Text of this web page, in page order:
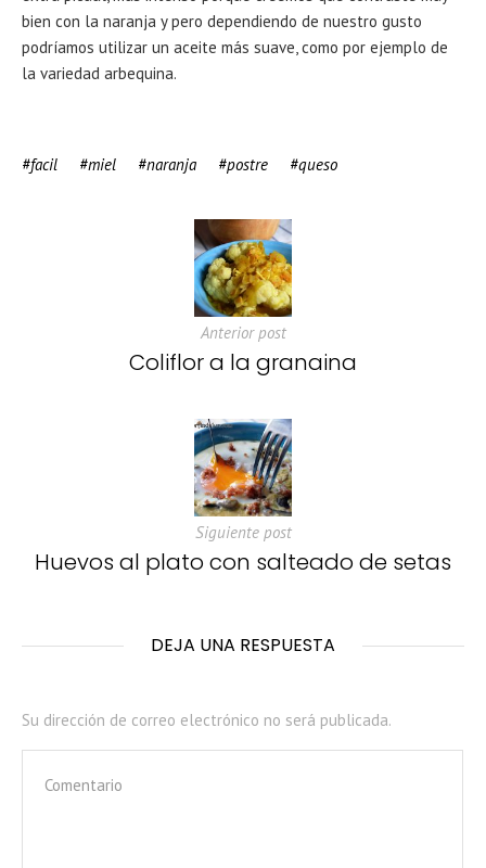
bien con la naranja y pero dependiendo de nuestro gusto
podríamos utilizar un aceite más suave, como por ejemplo de
la variedad arbequina.
facil miel naranja postre queso
Anterior post
Coliflor a la granaina
Siguiente post
Huevos al plato con salteado de setas
DEJA UNA RESPUESTA
Su dirección de correo electrónico no será publicada.